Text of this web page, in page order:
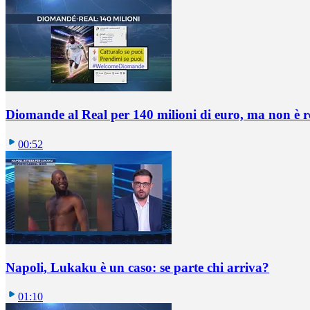
Diomande al Real per 140 milioni di euro, ma non è
00:52
Napoli, Lukaku è un caso: se parte chi arriva?
01:10